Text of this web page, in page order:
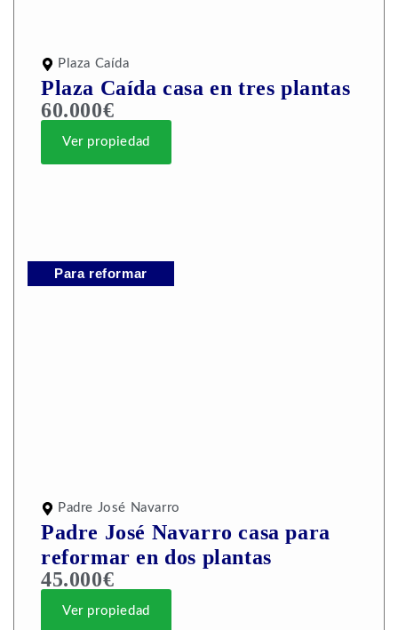
Plaza Caída
Plaza Caída casa en tres plantas
60.000€
Ver propiedad
Para reformar
Padre José Navarro
Padre José Navarro casa para
reformar en dos plantas
45.000€
Ver propiedad